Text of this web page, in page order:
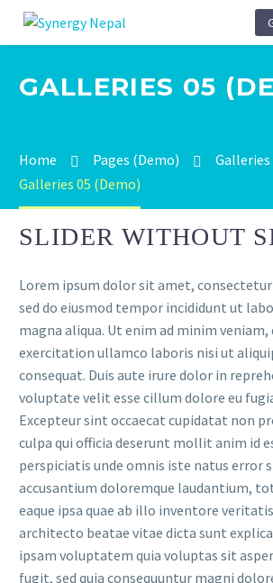
GALLERIES 05
Home Pages (Demo)
Galleries 05 (Demo)
SLIDER WITHOUT
Lorem ipsum dolor sit amet,
sed do eiusmod tempor incididunt ut
magna aliqua. Ut enim ad minim veniam,
exercitation ullamco laboris nisi ut
consequat. Duis aute irure dolor in
voluptate velit esse cillum dolore eu
Excepteur sint occaecat cupidatat non
culpa qui officia deserunt mollit anim id
perspiciatis unde omnis iste natus error
accusantium doloremque laudantium,
eaque ipsa quae ab illo inventore
architecto beatae vitae dicta sunt
ipsam voluptatem quia voluptas sit
fugit, sed quia consequuntur magni